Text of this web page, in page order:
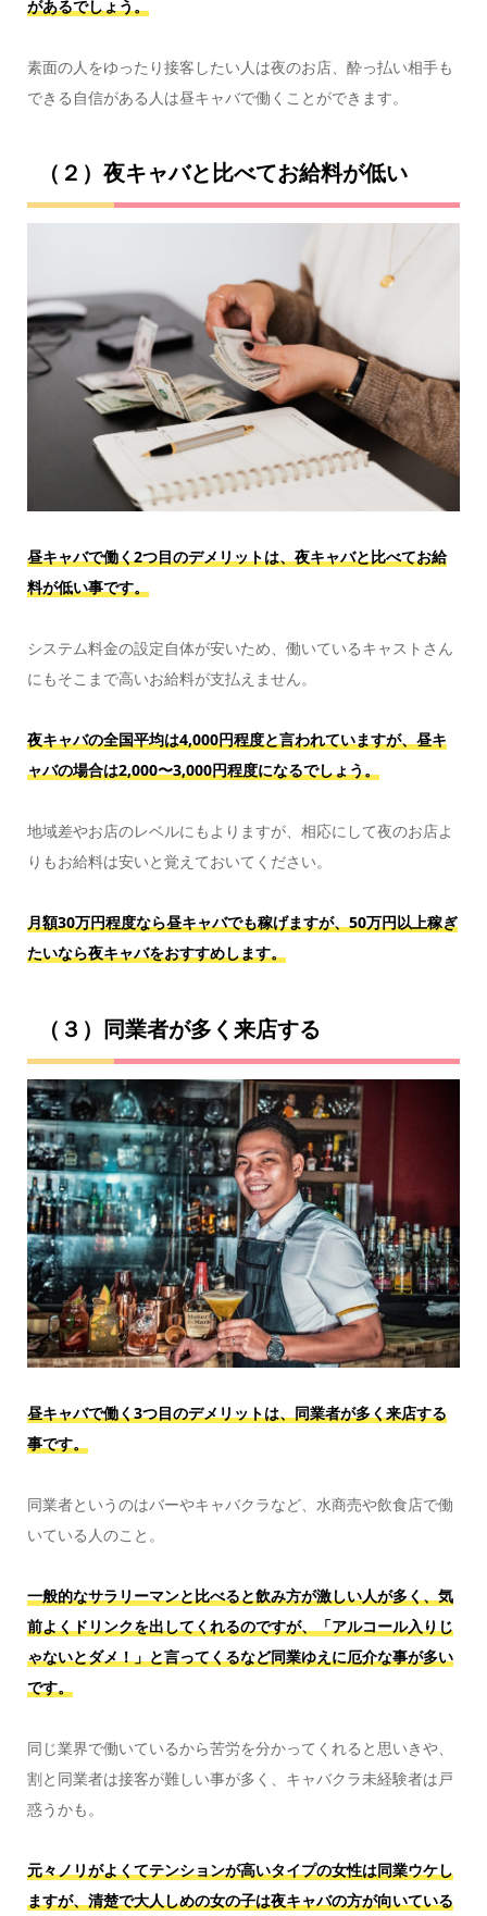
があるでしょう。
素面の人をゆったり接客したい人は夜のお店、酔っ払い相手も
できる自信がある人は昼キャバで働くことができます。
（２）夜キャバと比べてお給料が低い
昼キャバで働く2つ目のデメリットは、夜キャバと比べてお給
料が低い事です。
システム料金の設定自体が安いため、働いているキャストさん
にもそこまで高いお給料が支払えません。
夜キャバの全国平均は4,000円程度と言われていますが、昼キ
ャバの場合は2,000〜3,000円程度になるでしょう。
地域差やお店のレベルにもよりますが、相応にして夜のお店よ
りもお給料は安いと覚えておいてください。
月額30万円程度なら昼キャバでも稼げますが、50万円以上稼ぎ
たいなら夜キャバをおすすめします。
（３）同業者が多く来店する
昼キャバで働く3つ目のデメリットは、同業者が多く来店する
事です。
同業者というのはバーやキャバクラなど、水商売や飲食店で働
いている人のこと。
一般的なサラリーマンと比べると飲み方が激しい人が多く、気
前よくドリンクを出してくれるのですが、「アルコール入りじ
ゃないとダメ！」と言ってくるなど同業ゆえに厄介な事が多い
です。
同じ業界で働いているから苦労を分かってくれると思いきや、
割と同業者は接客が難しい事が多く、キャバクラ未経験者は戸
惑うかも。
元々ノリがよくてテンションが高いタイプの女性は同業ウケし
ますが、清楚で大人しめの女の子は夜キャバの方が向いている